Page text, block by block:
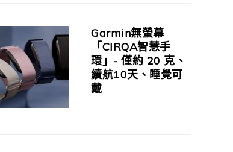
Garmin無螢幕
「CIRQA智慧手
環」- 僅約 20 克、
續航10天、睡覺可
戴